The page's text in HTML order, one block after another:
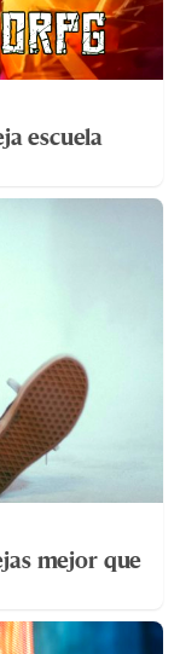
escuela
mejor que